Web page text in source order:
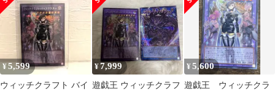
¥5,599
ウィッチクラフト バイ
¥7,999
遊戯王 ウィッチクラフ
¥5,600
遊戯王 ウィッチクラ